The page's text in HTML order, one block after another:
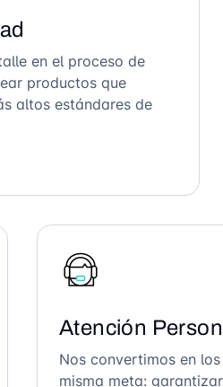
en el proceso de
productos que
altos estándares de
Atención
Nos convertimos en
misma meta: